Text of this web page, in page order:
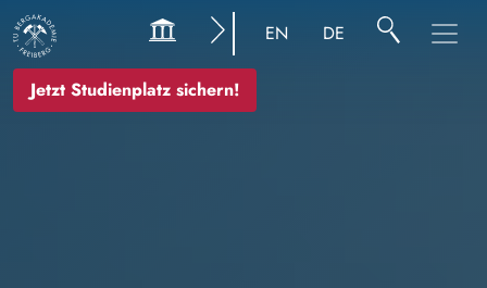
Jetzt Studienplatz sichern!
EN DE
Bild